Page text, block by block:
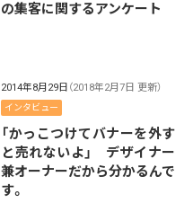
の集客に関するアンケート
2014年8月29日 （2018年2月7日 更新）
インタビュー
「かっこつけてバナーを外す
と売れないよ」 デザイナー
兼オーナーだから分かるんで
す。